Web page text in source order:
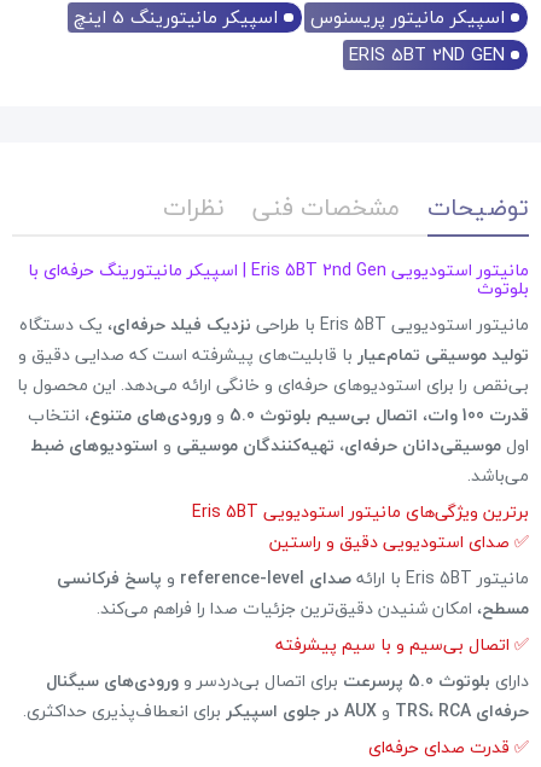
اسپیکر مانیتور پریسنوس
اسپیکر مانیتورینگ 5 اینچ
ERIS 5BT 2ND GEN
توضیحات مشخصات فنی نظرات
مانیتور استودیویی Eris 5BT 2nd Gen | اسپیکر مانیتورینگ حرفه‌ای با
بلوتوث
مانیتور استودیویی Eris 5BT با طراحی
نزدیک فیلد حرفه‌ای، یک دستگاه
تولید موسیقی تمام‌عیار با قابلیت‌های پیشرفته است که صدایی دقیق و
بی‌نقص را برای استودیوهای حرفه‌ای و خانگی ارائه می‌دهد. این محصول با
قدرت 100 وات
، اتصال بی‌سیم بلوتوث 5.0 وورودی‌های متنوع، انتخاب
اول موسیقی‌دانان حرفه‌ای، تهیه‌کنندگان موسیقی و استودیوهای ضبط
می‌باشد.
برترین ویژگی‌های مانیتور استودیویی Eris 5BT
✅ صدای استودیویی دقیق و راستین
مانیتور Eris 5BT با ارائه
صدای reference-level و پاسخ فرکانسی
مسطح، امکان شنیدن دقیق‌ترین جزئیات صدا را فراهم می‌کند.
✅ اتصال بی‌سیم و با سیم پیشرفته
دارای بلوتوث 5.0 پرسرعت برای اتصال بی‌دردسر وورودی‌های سیگنال
حرفه‌ای TRS
، RCA وAUX در جلوی اسپیکر
برای انعطاف‌پذیری حداکثری.
✅ قدرت صدای حرفه‌ای